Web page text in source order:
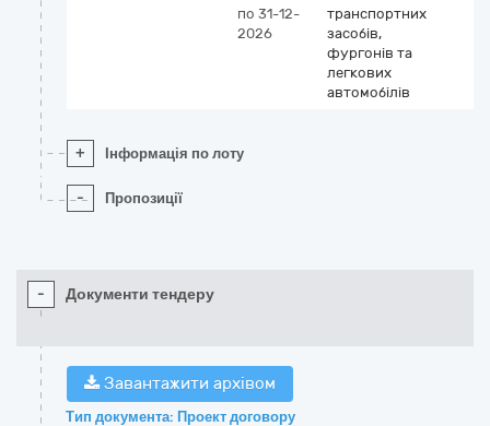
по 31-12-
2026
транспортних
засобів,
фургонів та
легкових
автомобілів
+ Інформація по лоту
- Пропозиції
- Документи тендеру
Завантажити архівом
Тип документа: Проект договору